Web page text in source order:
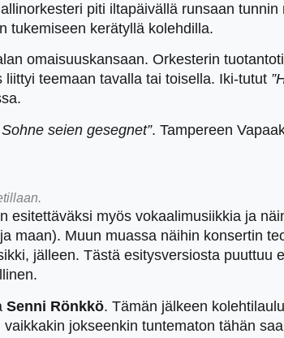
piti iltapäivällä runsaan
tukemiseen kerätyllä kolehdilla.
omaisuuskansaan. Orkesterin
teemaan tavalla tai toisella. Iki-tutut
Sohne seien gesegnet”. Tampereen
myös vokaalimusiikkia ja
maan). Muun muassa näihin konsertin
jälleen. Tästä esitysversiosta puuttuu
Senni Rönkkö. Tämän jälkeen
jokseenkin tuntematon tähän